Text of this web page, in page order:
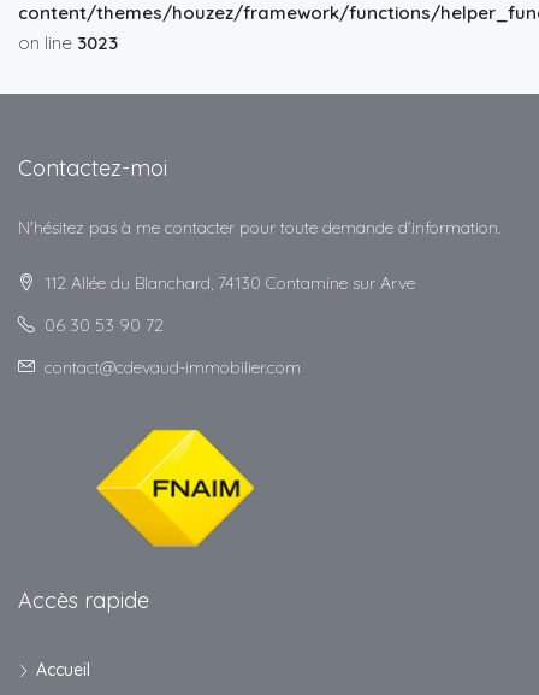
content/themes/houzez/framework/functions/
on line 3023
Contactez-moi
N'hésitez pas à me contacter pour toute demande d'information.
112 Allée du Blanchard, 74130 Contamine sur Arve
06 30 53 90 72
contact@cdevaud-immobilier.com
Accès rapide
Accueil